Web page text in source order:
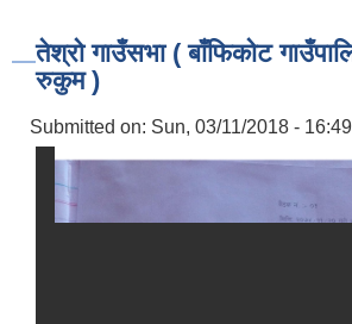
तेश्रो गाउँसभा ( बाँफिकोट
रुकुम )
Submitted on: Sun, 03/11/2018 - 16:49